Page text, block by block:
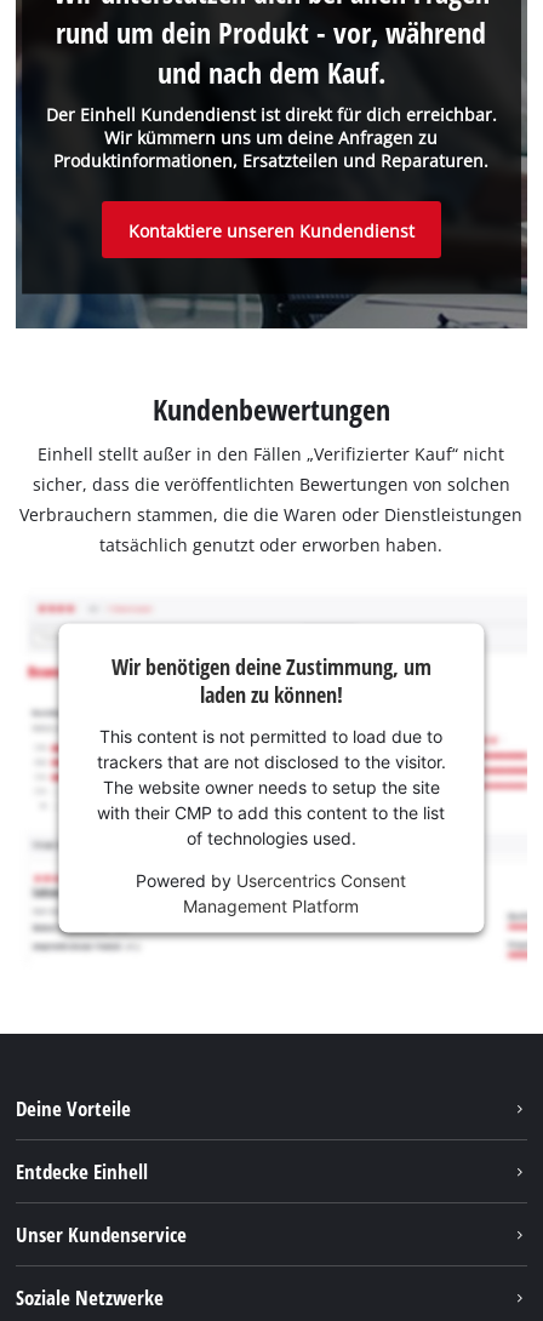
Der Einhell Kundendienst ist direkt für dich erreichbar.
Wir kümmern uns um deine Anfragen zu
Produktinformationen, Ersatzteilen und Reparaturen.
rund um dein Produkt - vor, während
und nach dem Kauf.
Kontaktiere unseren Kundendienst
Kundenbewertungen
Einhell stellt außer in den Fällen „Verifizierter Kauf“ nicht
sicher, dass die veröffentlichten Bewertungen von solchen
Verbrauchern stammen, die die Waren oder Dienstleistungen
tatsächlich genutzt oder erworben haben.
Wir benötigen deine Zustimmung, um
laden zu können!
This content is not permitted to load due to
trackers that are not disclosed to the visitor.
The website owner needs to setup the site
with their CMP to add this content to the list
of technologies used.
Powered by Usercentrics Consent
Management Platform
Deine Vorteile
Entdecke Einhell
Nachhaltigkeit
Unser Kundenservice
Soziale Netzwerke